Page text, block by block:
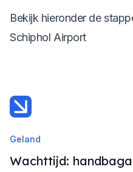
Bekijk hieronder de
Schiphol Airport
Geland
Wachttijd: